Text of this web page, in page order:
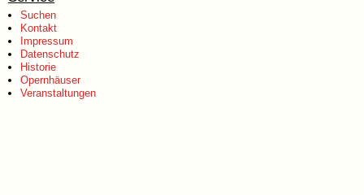
Suchen
Kontakt
Impressum
Datenschutz
Historie
Opernhäuser
Veranstaltungen